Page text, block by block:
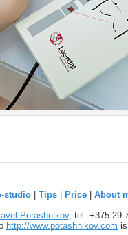
studio | Tips | Price | About
Potashnikov, tel: +375-29-
http://www.potashnikov.com